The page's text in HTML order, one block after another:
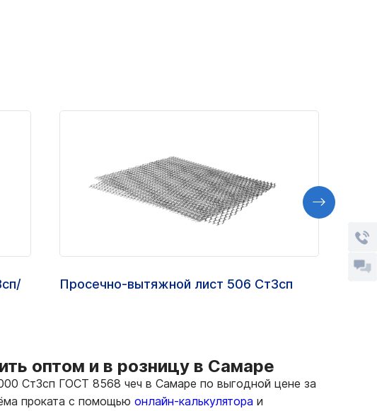
Просечно-вытяжной лист 506 Ст3сп
оптом и в розницу в Самаре
Ст3сп ГОСТ 8568 чеч в Самаре по выгодной цене за
проката с помощью онлайн-калькулятора и